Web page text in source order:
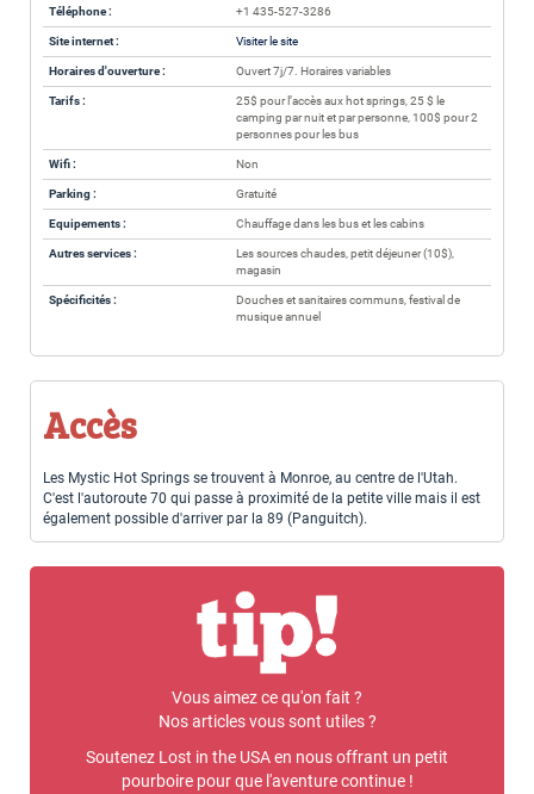
Téléphone : +1 435-527-3286
Site internet : Visiter le site
Horaires d'ouverture : Ouvert 7j/7. Horaires variables
Tarifs :
25$ pour l’accès aux hot springs, 25 $ le
camping par nuit et par personne, 100$ pour 2
personnes pour les bus
Wifi : Non
Parking : Gratuité
Equipements : Chauffage dans les bus et les cabins
Autres services :
Les sources chaudes, petit déjeuner (10$),
magasin
Spécificités :
Douches et sanitaires communs, festival de
musique annuel
Accès
Les Mystic Hot Springs se trouvent à Monroe, au centre de l'Utah.
C'est l'autoroute 70 qui passe à proximité de la petite ville mais il est
également possible d'arriver par la 89 (Panguitch).
Vous aimez ce qu'on fait ?
Nos articles vous sont utiles ?
Soutenez Lost in the USA en nous offrant un petit
pourboire pour que l'aventure continue !